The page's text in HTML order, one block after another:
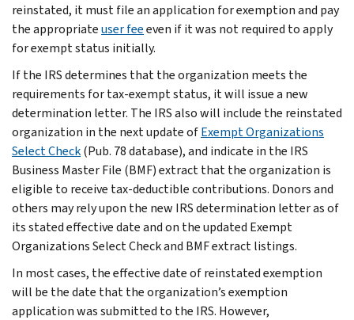
reinstated, it must file an application for exemption and pay
the appropriateuser feeeven if it was not required to apply
for exempt status initially.
If the IRS determines that the organization meets the
requirements for tax-exempt status, it will issue a new
determination letter. The IRS also will include the reinstated
organization in the next update ofExempt Organizations
Select Check(Pub. 78 database), and indicate in the IRS
Business Master File (BMF) extract that the organization is
eligible to receive tax-deductible contributions. Donors and
others may rely upon the new IRS determination letter as of
its stated effective date and on the updated Exempt
Organizations Select Check and BMF extract listings.
In most cases, the effective date of reinstated exemption
will be the date that the organization’s exemption
application was submitted to the IRS. However,